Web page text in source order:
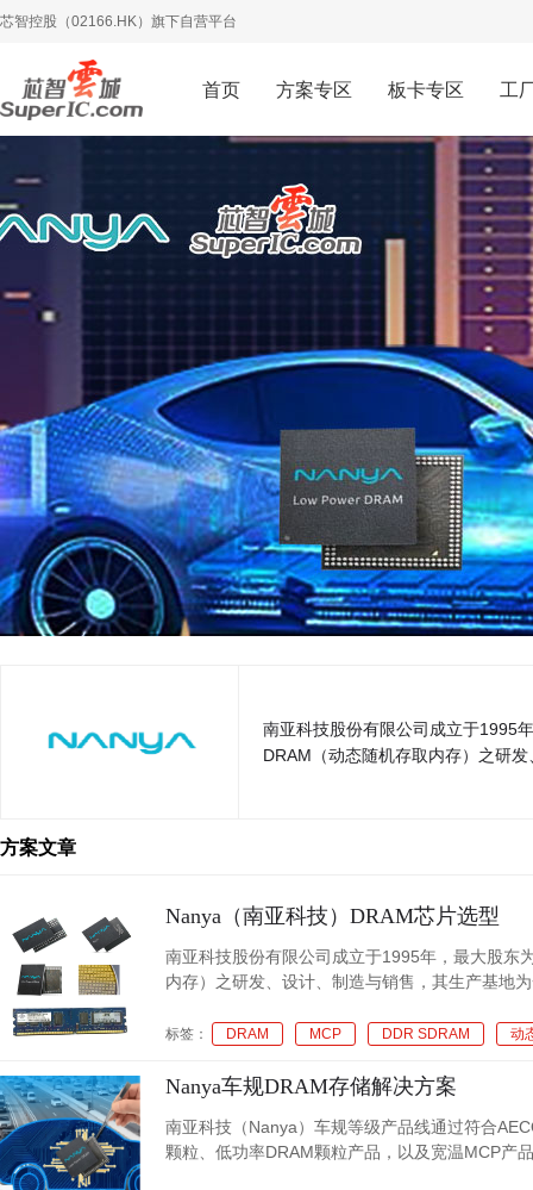
芯智控股（02166.HK）旗下自营平台
首页 方案专区 板卡专区 工
南亚科技股份有限公司成立于1995
DRAM（动态随机存取内存）之研
方案文章
Nanya（南亚科技）DRAM芯片选型
南亚科技股份有限公司成立于1995年，最大股东
内存）之研发、设计、制造与销售，其生产基地
标签： DRAM MCP DDR SDRAM 动
Nanya车规DRAM存储解决方案
南亚科技（Nanya）车规等级产品线通过符合
颗粒、低功率DRAM颗粒产品，以及宽温MCP产